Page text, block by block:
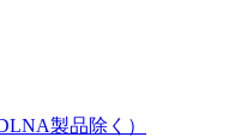
製品除く）